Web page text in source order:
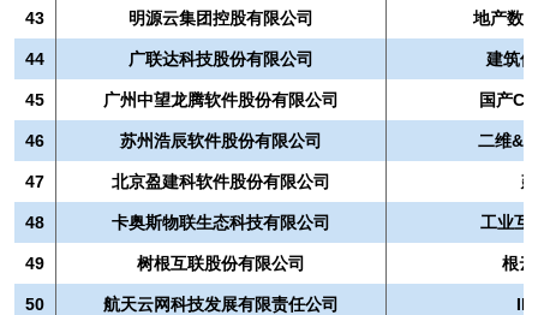
43 明源云集团控股有限公司 地产数
44 广联达科技股份有限公司 建筑
45 广州中望龙腾软件股份有限公司 国产
46 苏州浩辰软件股份有限公司 二维&
47 北京盈建科软件股份有限公司
48 卡奥斯物联生态科技有限公司 工业互
49 树根互联股份有限公司 根
50 航天云网科技发展有限责任公司